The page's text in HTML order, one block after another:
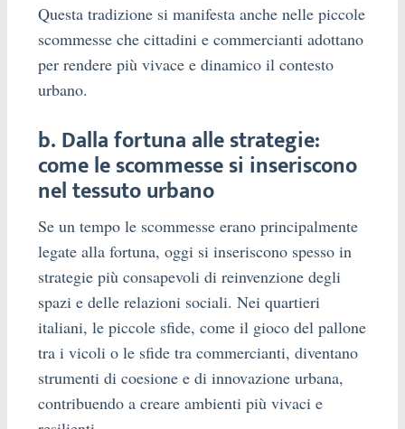
Questa tradizione si manifesta anche nelle piccole
scommesse che cittadini e commercianti adottano
per rendere più vivace e dinamico il contesto
urbano.
b. Dalla fortuna alle strategie:
come le scommesse si inseriscono
nel tessuto urbano
Se un tempo le scommesse erano principalmente
legate alla fortuna, oggi si inseriscono spesso in
strategie più consapevoli di reinvenzione degli
spazi e delle relazioni sociali. Nei quartieri
italiani, le piccole sfide, come il gioco del pallone
tra i vicoli o le sfide tra commercianti, diventano
strumenti di coesione e di innovazione urbana,
contribuendo a creare ambienti più vivaci e